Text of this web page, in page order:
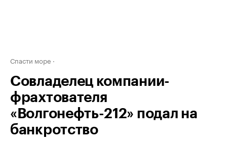
Спасти море
Совладелец компании-
фрахтователя
«Волгонефть-212» подал на
банкротство